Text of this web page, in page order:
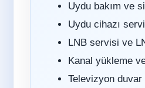
Uydu bakım ve
Uydu cihazı
LNB servisi ve
Kanal yükleme
Televizyon duvar